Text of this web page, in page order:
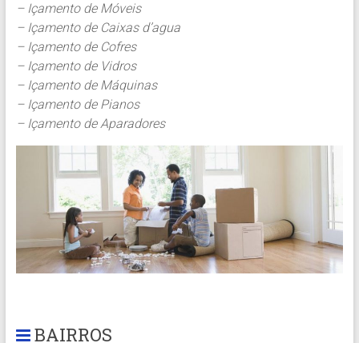
– Içamento de Móveis
– Içamento de Caixas d’agua
– Içamento de Cofres
– Içamento de Vidros
– Içamento de Máquinas
– Içamento de Pianos
– Içamento de Aparadores
BAIRROS